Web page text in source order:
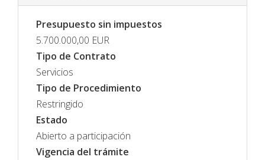
Presupuesto sin impuestos
5.700.000,00 EUR
Tipo de Contrato
Servicios
Tipo de Procedimiento
Restringido
Estado
Abierto a participación
Vigencia del trámite